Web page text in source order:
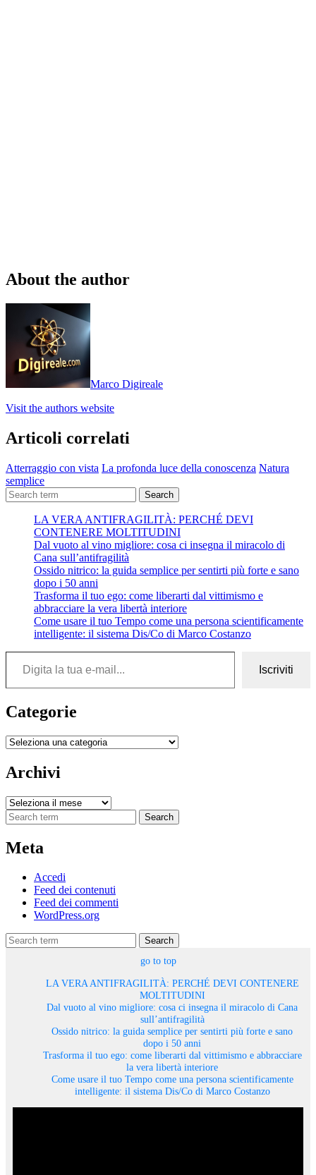
About the author
Marco Digireale
Visit the authors website
Articoli correlati
Atterraggio con vista La profonda luce della conoscenza Natura
semplice
Search
LA VERA ANTIFRAGILITÀ: PERCHÉ DEVI
CONTENERE MOLTITUDINI
Dal vuoto al vino migliore: cosa ci insegna il miracolo di
Cana sull’antifragilità
Ossido nitrico: la guida semplice per sentirti più forte e sano
dopo i 50 anni
Trasforma il tuo ego: come liberarti dal vittimismo e
abbracciare la vera libertà interiore
Come usare il tuo Tempo come una persona scientificamente
intelligente: il sistema Dis/Co di Marco Costanzo
Digita la tua e-mail...
Iscriviti
Categorie
Categorie
Archivi
Archivi
Search
Meta
Accedi
Feed dei contenuti
Feed dei commenti
WordPress.org
Search
go to top
LA VERA ANTIFRAGILITÀ: PERCHÉ DEVI CONTENERE
MOLTITUDINI
Dal vuoto al vino migliore: cosa ci insegna il miracolo di Cana
sull’antifragilità
Ossido nitrico: la guida semplice per sentirti più forte e sano
dopo i 50 anni
Trasforma il tuo ego: come liberarti dal vittimismo e abbracciare
la vera libertà interiore
Come usare il tuo Tempo come una persona scientificamente
intelligente: il sistema Dis/Co di Marco Costanzo